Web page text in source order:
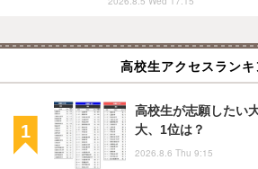
高校生アクセスランキ
高校生が志願したい
大、1位は？
2026.8.6 Thu 9:15